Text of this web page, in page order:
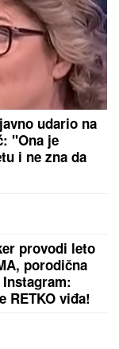
PRSTEN
10:
(Video)
Kolima
u jezero, u